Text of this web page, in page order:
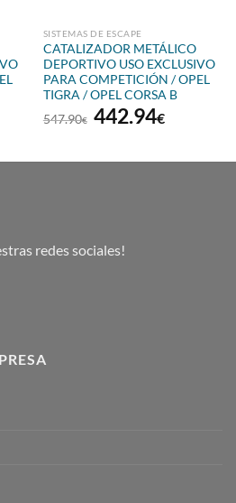
SISTEMAS DE ESCAPE
CATALIZADOR METÁLICO
DEPORTIVO USO EXCLUSIVO
PARA COMPETICIÓN / OPEL
TIGRA / OPEL CORSA B
547.90€
El
original
442.94€El
actual
redes sociales!